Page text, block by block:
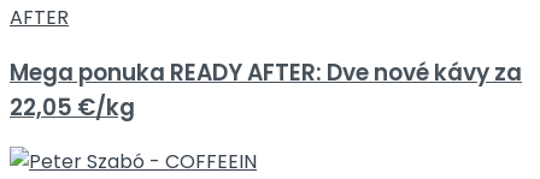
Mega ponuka READY AFTER: Dve nové kávy za
22,05 €/kg